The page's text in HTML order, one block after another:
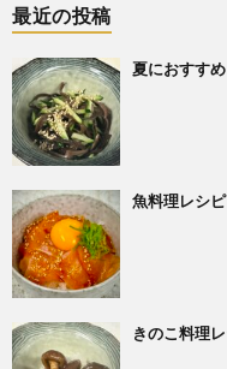
最近の投稿
夏におすす
魚料理レシ
きのこ料理